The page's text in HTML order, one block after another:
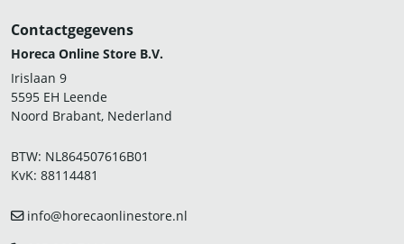
Contactgegevens
Horeca Online Store B.V.
Irislaan 9
5595 EH Leende
Noord Brabant, Nederland
BTW: NL864507616B01
KvK: 88114481
info@horecaonlinestore.nl